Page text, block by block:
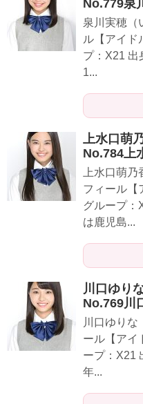
No.779泉
泉川実穂（
ル【アイド
プ：X21 出
1...
上水口萌
No.784上
上水口萌
フィール【
グループ：
は鹿児島...
川口ゆり
No.769川
川口ゆりな
ール【アイ
ープ：X21
年...